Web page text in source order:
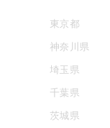
東京都
神奈川県
埼玉県
千葉県
茨城県